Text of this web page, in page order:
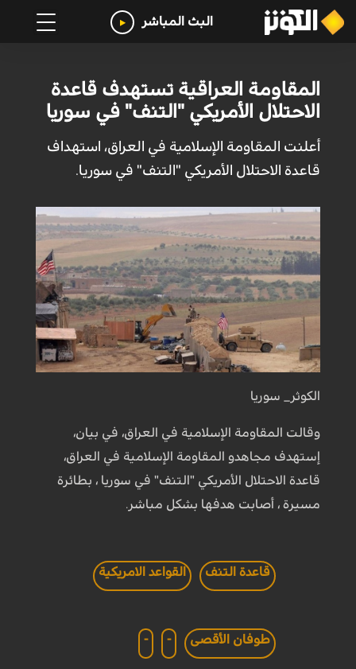
البث المباشر
المقاومة العراقية تستهدف قاعدة
الاحتلال الأمريكي "التنف" في سوريا
أعلنت المقاومة الإسلامية في العراق، استهداف
قاعدة الاحتلال الأمريكي "التنف" في سوريا.
الكوثر_ سوريا
وقالت المقاومة الإسلامية في العراق، في بيان،
إستهدف مجاهدو المقاومة الإسلامية في العراق،
قاعدة الاحتلال الأمريكي "التنف" في سوريا ، بطائرة
مسيرة ، أصابت هدفها بشكل مباشر.
قاعدة التنف القواعد الامريكية
طوفان الأقصى -
-